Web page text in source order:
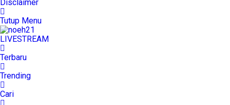
Disclaimer
Tutup Menu
LIVESTREAM
Terbaru
Trending
Cari